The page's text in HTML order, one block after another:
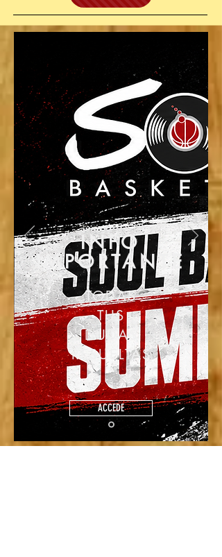
INFO
IMPORTANTE
TODAS
TUS
DUDAS
RESUELTAS
ACCEDE